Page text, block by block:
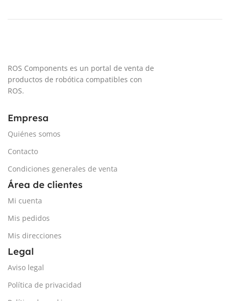
ROS Components es un portal de venta de
productos de robótica compatibles con
ROS.
Empresa
Quiénes somos
Contacto
Condiciones generales de venta
Área de clientes
Mi cuenta
Mis pedidos
Mis direcciones
Legal
Aviso legal
Política de privacidad